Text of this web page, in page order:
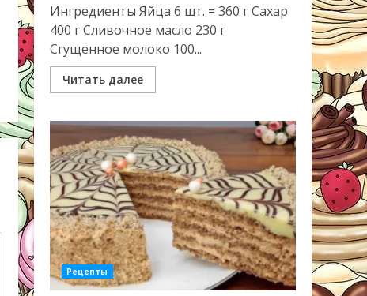
Ингредиенты Яйца 6 шт. = 360 г Сахар
400 г Сливочное масло 230 г
Сгущенное молоко 100...
Читать далее
Рецепты